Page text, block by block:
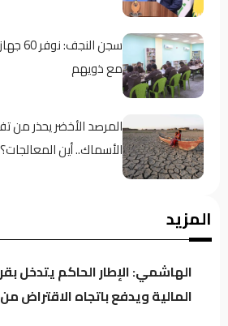
سجن
مع ذويهم
المرصد الأخضر يحذر
الأسماك.. أين المعالجات؟
قبل أسابيع من عرضه..
يثير الجدل
المزيد
الهاشمي: الإطار الحاكم يتدخل
المالية ويدفع باتجاه الاقتراض